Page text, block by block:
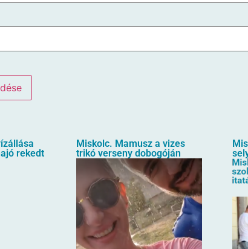
rekedt
Miskolc. Mamusz a vizes
trikó verseny dobogóján